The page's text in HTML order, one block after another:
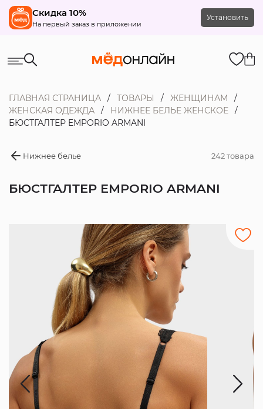
Скидка 10%
На первый заказ в приложении
Установить
ГЛАВНАЯ СТРАНИЦА ТОВАРЫ
ЖЕНЩИНАМ
ЖЕНСКАЯ ОДЕЖДА
НИЖНЕЕ БЕЛЬЕ ЖЕНСКОЕ
БЮСТГАЛТЕР EMPORIO ARMANI
Нижнее белье 242 товара
БЮСТГАЛТЕР EMPORIO ARMANI